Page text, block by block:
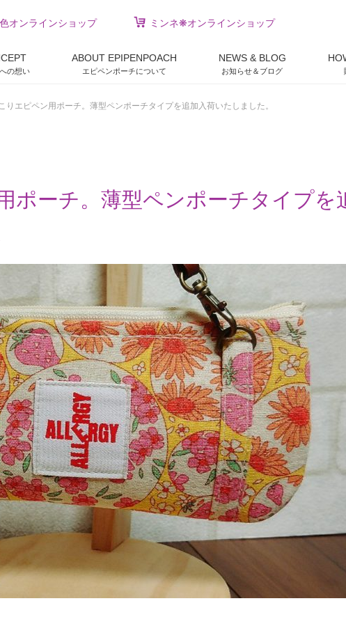
オンラインショップ ミンネ❋オンラインショップ
の想い
ABOUT EPIPENPOACH
エピペンポーチについて
NEWS & BLOG
お知らせ＆ブログ
りエピペン用ポーチ。薄型ペンポーチタイプを追加入荷いたしました。
ポーチ。薄型ペンポーチタイプを